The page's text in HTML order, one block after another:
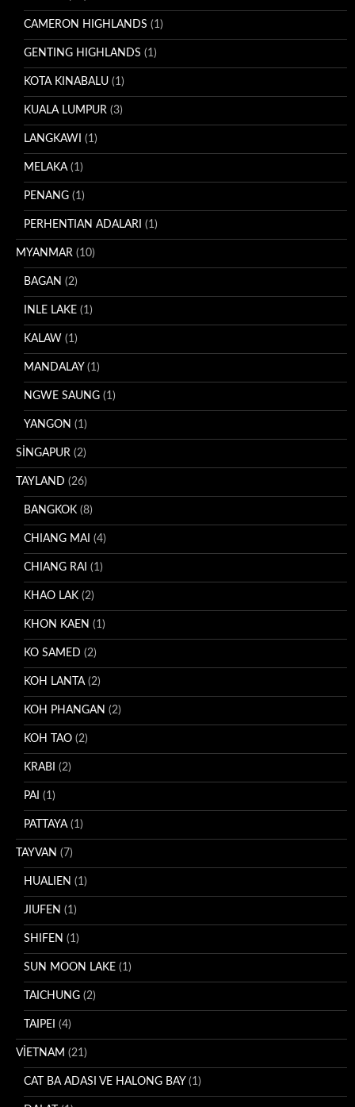
CAMERON HIGHLANDS (1)
GENTING HIGHLANDS (1)
KOTA KINABALU (1)
KUALA LUMPUR (3)
LANGKAWI (1)
MELAKA(1)
PENANG (1)
PERHENTIAN ADALARI (1)
MYANMAR (10)
BAGAN (2)
INLE LAKE (1)
KALAW (1)
MANDALAY (1)
NGWE SAUNG (1)
YANGON (1)
SİNGAPUR (2)
TAYLAND (26)
BANGKOK (8)
CHIANG MAI (4)
CHIANG RAI (1)
KHAO LAK (2)
KHON KAEN (1)
KO SAMED (2)
KOH LANTA(2)
KOH PHANGAN (2)
KOH TAO (2)
KRABI (2)
PAI (1)
PATTAYA(1)
TAYVAN (7)
HUALIEN (1)
JIUFEN (1)
SHIFEN (1)
SUN MOON LAKE (1)
TAICHUNG (2)
TAIPEI (4)
VİETNAM (21)
CAT BA ADASI VE HALONG BAY (1)